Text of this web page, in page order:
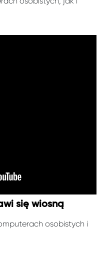
się wiosną
osobistych i